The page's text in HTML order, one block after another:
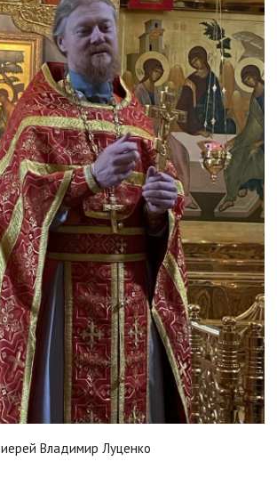
иерей Владимир Луценко